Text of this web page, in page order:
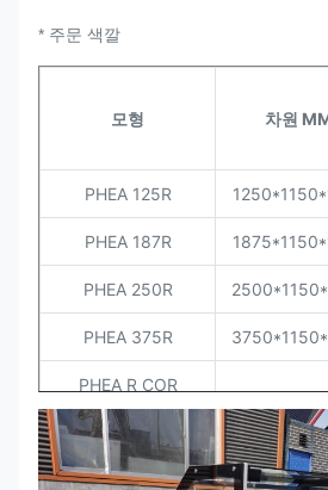
* 주문 색깔
모형 차원
PHEA 125R
PHEA 187R
PHEA 250R
PHEA 375R
PHEA R COR
(INSIDE/OUTSIDE)
PHEA R 끝
(45X2)